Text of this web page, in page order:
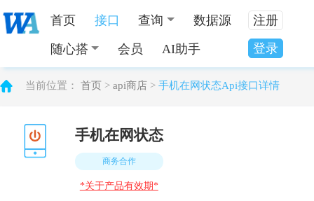
首页 接口 查询 数据源
随心搭 会员 AI助手
注册
登录
当前位置： 首页 > api商店> 手机在网状态Api接口详情
手机在网状态
商务合作
*关于产品有效期*